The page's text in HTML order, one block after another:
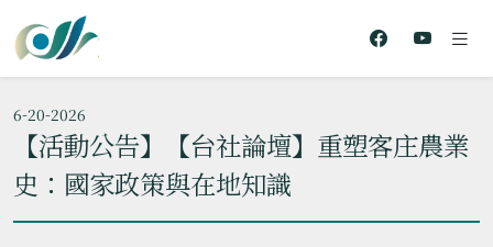
6-20-2026
【活動公告】【台社論壇】重塑客庄農業
史：國家政策與在地知識